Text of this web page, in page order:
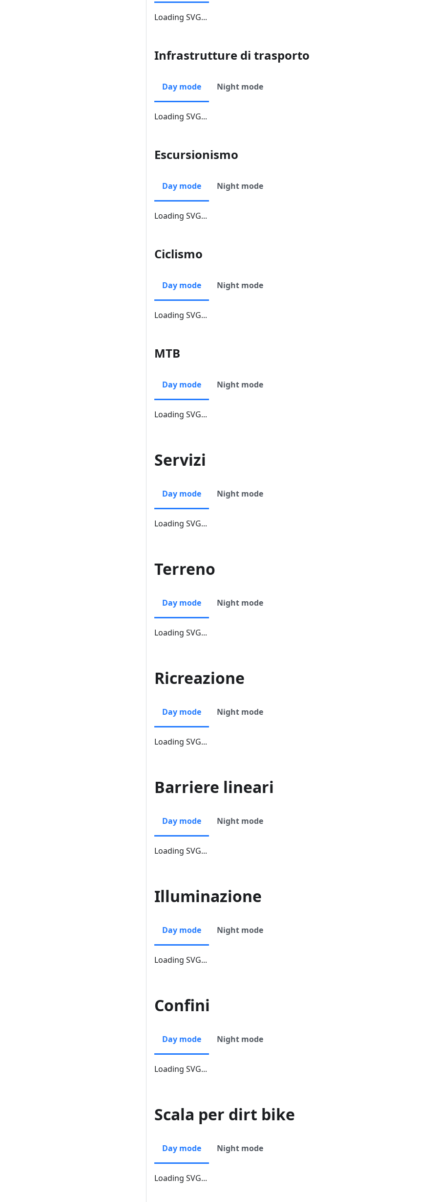
Loading SVG...
Infrastrutture di trasporto
Day mode Night mode
Loading SVG...
Escursionismo
Day mode Night mode
Loading SVG...
Ciclismo
Day mode Night mode
Loading SVG...
MTB
Day mode Night mode
Loading SVG...
Servizi
Day mode Night mode
Loading SVG...
Terreno
Day mode Night mode
Loading SVG...
Ricreazione
Day mode Night mode
Loading SVG...
Barriere lineari
Day mode Night mode
Loading SVG...
Illuminazione
Day mode Night mode
Loading SVG...
Confini
Day mode Night mode
Loading SVG...
Scala per dirt bike
Day mode Night mode
Loading SVG...